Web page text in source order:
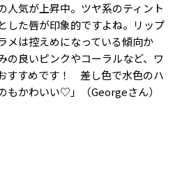
人気が上昇中。ツヤ系のティント
した唇が印象的ですよね。リップ
メは控えめになっている傾向か
の良いピンクやコーラルなど、ワ
すすめです！ 差し色で水色のハ
もかわいい♡」（Georgeさん）